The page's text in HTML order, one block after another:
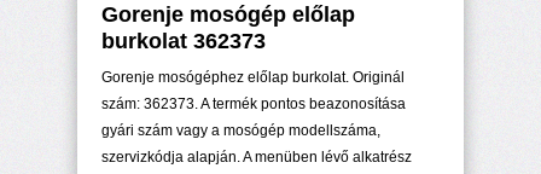
Gorenje mosógép előlap
burkolat 362373
Gorenje mosógéphez előlap burkolat. Originál
szám: 362373. A termék pontos beazonosítása
gyári szám vagy a mosógép modellszáma,
szervizkódja alapján. A menüben lévő alkatrész